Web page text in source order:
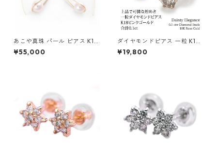
あこや真珠 パール ピアス K10
イエローゴールド ジプシー フ
ック ピアス 7mm 7ミリ珠 ア
¥55,000
ダイヤモンドピアス 一粒 K18
ピンクゴールド 合計0.1ct ス
タッドピアス おしゃれ シンプ
¥19,800